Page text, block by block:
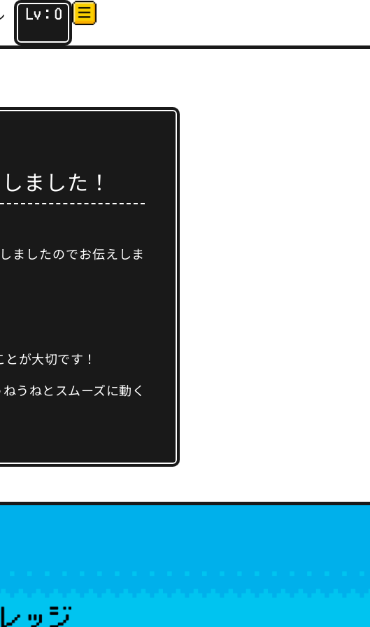
Lv： 0
ました！
ましたのでお伝えしま
が大切です！
うねとスムーズに動く